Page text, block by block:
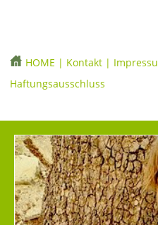
HOME | Kontakt |
Haftungsausschluss